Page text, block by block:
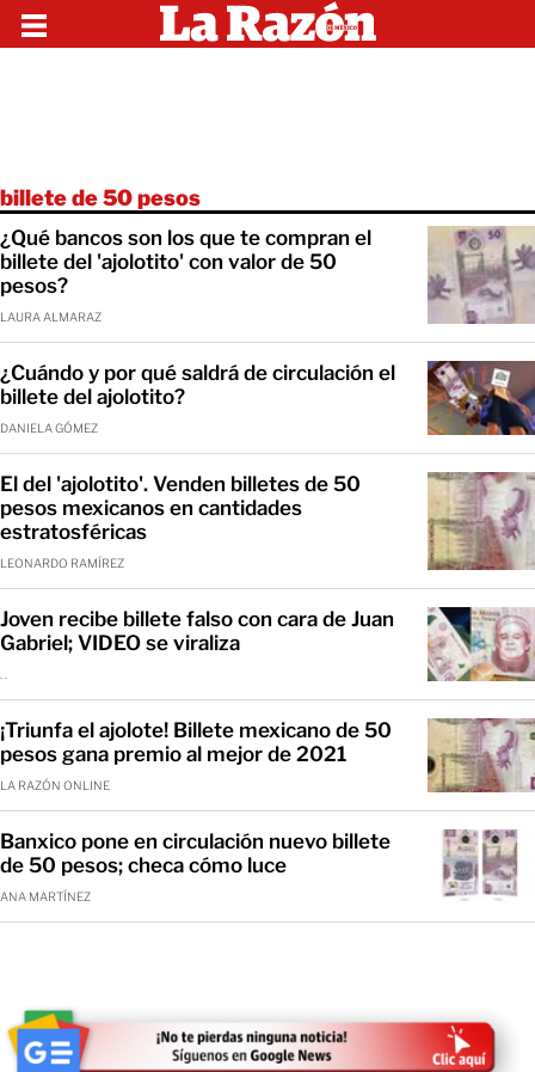
billete de 50 pesos
¿Qué bancos son los que te compran el
billete del 'ajolotito' con valor de 50
pesos?
LAURA ALMARAZ
¿Cuándo y por qué saldrá de circulación el
billete del ajolotito?
DANIELA GÓMEZ
El del 'ajolotito'. Venden billetes de 50
pesos mexicanos en cantidades
estratosféricas
LEONARDO RAMÍREZ
Joven recibe billete falso con cara de Juan
Gabriel; VIDEO se viraliza
¡Triunfa el ajolote! Billete mexicano de 50
pesos gana premio al mejor de 2021
LA RAZÓN ONLINE
Banxico pone en circulación nuevo billete
de 50 pesos; checa cómo luce
ANA MARTÍNEZ